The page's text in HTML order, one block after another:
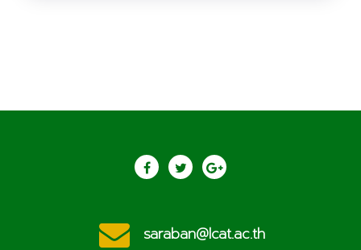
saraban@lcat.ac.th